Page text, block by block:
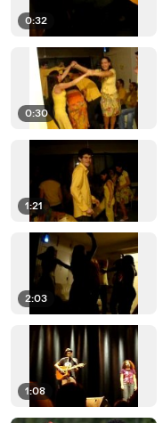
0:32
0:30
1:21
2:03
1:08